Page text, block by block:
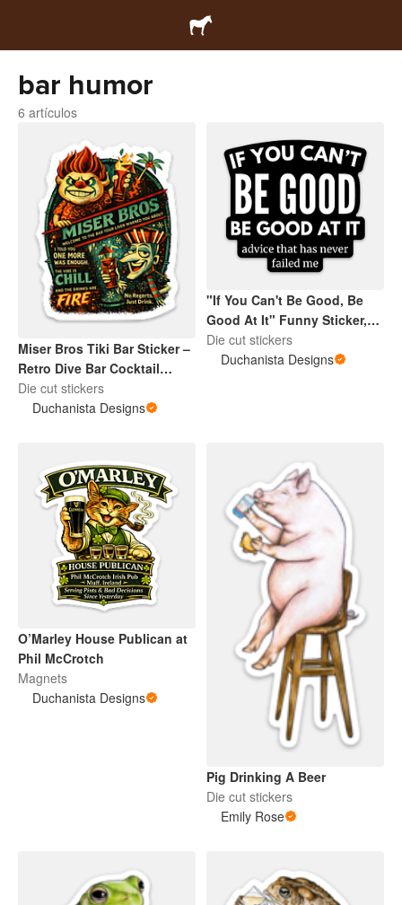
bar humor
6 artículos
Miser Bros Tiki Bar Sticker –
Retro Dive Bar Cocktail
Decal, Vintage Island Bar
Vinyl Sticker
Die cut stickers
Duchanista Designs
"If You Can't Be Good, Be
Good At It" Funny Sticker,
Sarcastic Humor Quote
Decal, Adult Joke Vinyl
Die cut stickers
Duchanista Designs
O’Marley House Publican at
Phil McCrotch
Magnets
Duchanista Designs
Pig Drinking A Beer
Die cut stickers
Emily Rose